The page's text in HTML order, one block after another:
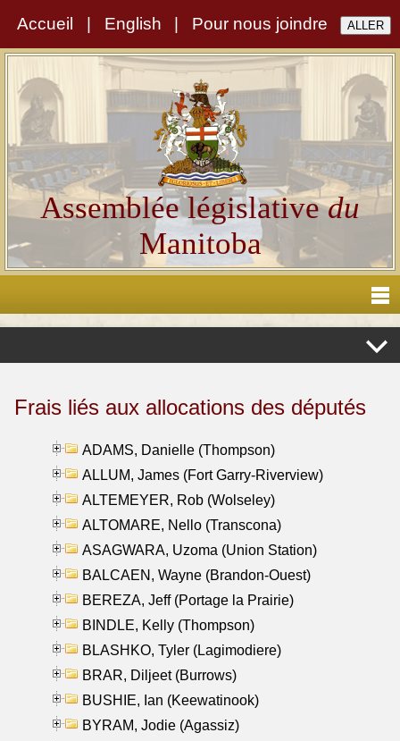
Accueil English Pour nous joindre
Assemblée législativedu
Manitoba
Frais liés aux allocations des députés
ADAMS, Danielle (Thompson)
ALLUM, James (Fort Garry-Riverview)
ALTEMEYER, Rob (Wolseley)
ALTOMARE, Nello (Transcona)
ASAGWARA, Uzoma (Union Station)
BALCAEN, Wayne (Brandon-Ouest)
BEREZA, Jeff (Portage la Prairie)
BINDLE, Kelly (Thompson)
BLASHKO, Tyler (Lagimodiere)
BRAR, Diljeet (Burrows)
BUSHIE, Ian (Keewatinook)
BYRAM, Jodie (Agassiz)